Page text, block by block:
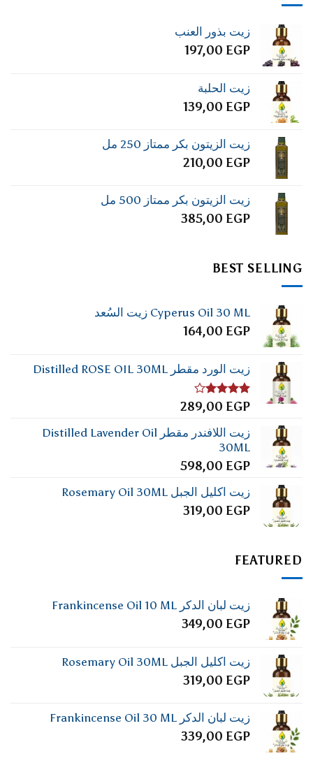
زيت بذور العنب
197,00 EGP
زيت الحلبة
139,00 EGP
زيت الزيتون بكر ممتاز 250 مل
210,00 EGP
زيت الزيتون بكر ممتاز 500 مل
385,00 EGP
BEST SELLING
Cyperus Oil 30 ML زيت السُعد
164,00 EGP
زيت الورد مقطر Distilled ROSE OIL 30ML
تم
من
5
289,00 EGP
زيت اللافندر مقطر Distilled Lavender Oil
30ML
598,00 EGP
زيت اكليل الجبل Rosemary Oil 30ML
319,00 EGP
FEATURED
زيت لبان الدكر Frankincense Oil 10 ML
349,00 EGP
زيت اكليل الجبل Rosemary Oil 30ML
319,00 EGP
زيت لبان الدكر Frankincense Oil 30 ML
339,00 EGP